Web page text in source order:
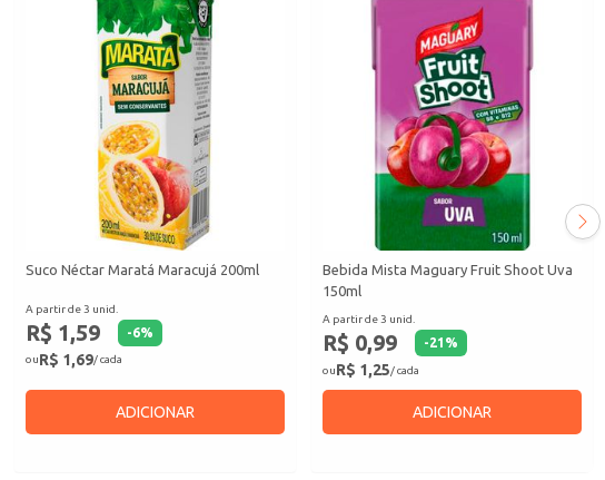
Suco Néctar Maratá Maracujá 200ml
A partir de 3 unid.
R$ 1,59 -6%
ouR$ 1,69/ cada
ADICIONAR
Bebida Mista Maguary Fruit Shoot Uva
150ml
A partir de 3 unid.
R$ 0,99 -21 %
ouR$ 1,25/ cada
ADICIONAR